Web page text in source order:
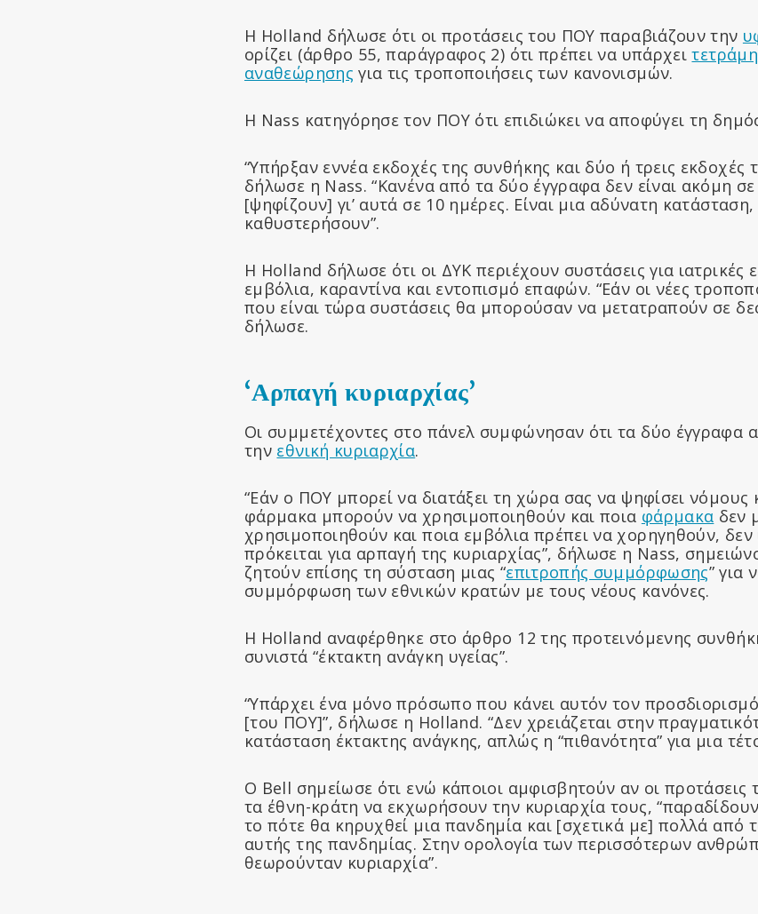
Η Holland δήλωσε ότι οι προτάσεις του ΠΟΥ παραβιάζουν την
ορίζει (άρθρο 55, παράγραφος 2) ότι πρέπει να υπάρχει
αναθεώρησης για τις τροποποιήσεις των κανονισμών.
Η Nass κατηγόρησε τον ΠΟΥ ότι επιδιώκει να αποφύγει τη
“Υπήρξαν εννέα εκδοχές της συνθήκης και δύο ή τρεις εκδοχές
δήλωσε η Nass. “Κανένα από τα δύο έγγραφα δεν είναι ακόμη
[ψηφίζουν] γι’ αυτά σε 10 ημέρες. Είναι μια αδύνατη
καθυστερήσουν”.
Η Holland δήλωσε ότι οι ΔΥΚ περιέχουν συστάσεις για ιατρικές
εμβόλια, καραντίνα και εντοπισμό επαφών. “Εάν οι νέες
που είναι τώρα συστάσεις θα μπορούσαν να μετατραπούν σε
δήλωσε.
‘Αρπαγή κυριαρχίας’
Οι συμμετέχοντες στο πάνελ συμφώνησαν ότι τα δύο έγγραφα
την εθνική κυριαρχία.
“Εάν ο ΠΟΥ μπορεί να διατάξει τη χώρα σας να ψηφίσει νόμους
φάρμακα μπορούν να χρησιμοποιηθούν και ποια φάρμακα δεν
χρησιμοποιηθούν και ποια εμβόλια πρέπει να χορηγηθούν, δεν
πρόκειται για αρπαγή της κυριαρχίας”, δήλωσε η Nass,
ζητούν επίσης τη σύσταση μιας “επιτροπής συμμόρφωσης” για
συμμόρφωση των εθνικών κρατών με τους νέους κανόνες.
Η Holland αναφέρθηκε στο άρθρο 12 της προτεινόμενης
συνιστά “έκτακτη ανάγκη υγείας”.
“Υπάρχει ένα μόνο πρόσωπο που κάνει αυτόν τον
[του ΠΟΥ]”, δήλωσε η Holland. “Δεν χρειάζεται στην
κατάσταση έκτακτης ανάγκης, απλώς η “πιθανότητα” για μια
Ο Bell σημείωσε ότι ενώ κάποιοι αμφισβητούν αν οι
τα έθνη-κράτη να εκχωρήσουν την κυριαρχία τους,
το πότε θα κηρυχθεί μια πανδημία και [σχετικά με] πολλά από
αυτής της πανδημίας. Στην ορολογία των περισσότερων
θεωρούνταν κυριαρχία”.